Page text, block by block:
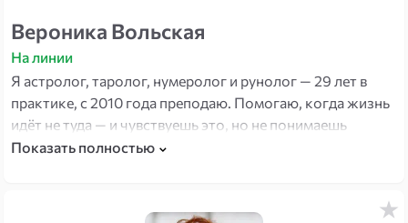
Вероника Вольская
На линии
Я астролог, таролог, нумеролог и рунолог — 29 лет в
практике, с 2010 года преподаю. Помогаю, когда жизнь
идёт не туда — и чувствуешь это, но не понимаешь
почему. Вижу суть быстро и говорю прямо. Есть кое-
Показать полностью